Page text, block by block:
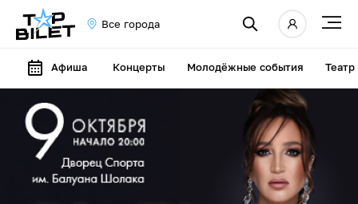
Все города
Афиша Концерты Молодёжные события Театр